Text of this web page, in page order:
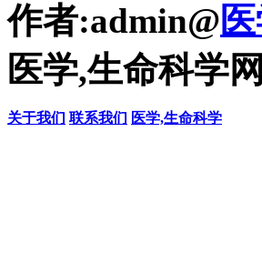
作者:admin@
医学,生命科学网
关于我们 联系我们 医学,生命科学